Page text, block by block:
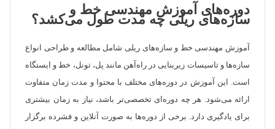
دوره‌های آموزش مهندسی خط و
سازه‌های ریلی چه مدت طول می‌کشد؟
آموزش مهندسی خط و سازه‌های ریلی شامل مطالعه و طراحی انواع
سازه‌ها و تاسیسات زیربنایی در راه‌آهن مانند پل، تونل، خط و ایستگاه
است. این آموزش در دوره‌های مختلف با محتوا و مدت زمان متفاوت
ارائه می‌شود. هر چه دوره‌ای تخصصی‌تر باشد، نیاز به زمان بیشتری
برای یادگیری دارد. برخی از دوره‌ها به صورت آنلاین و فشرده برگزار